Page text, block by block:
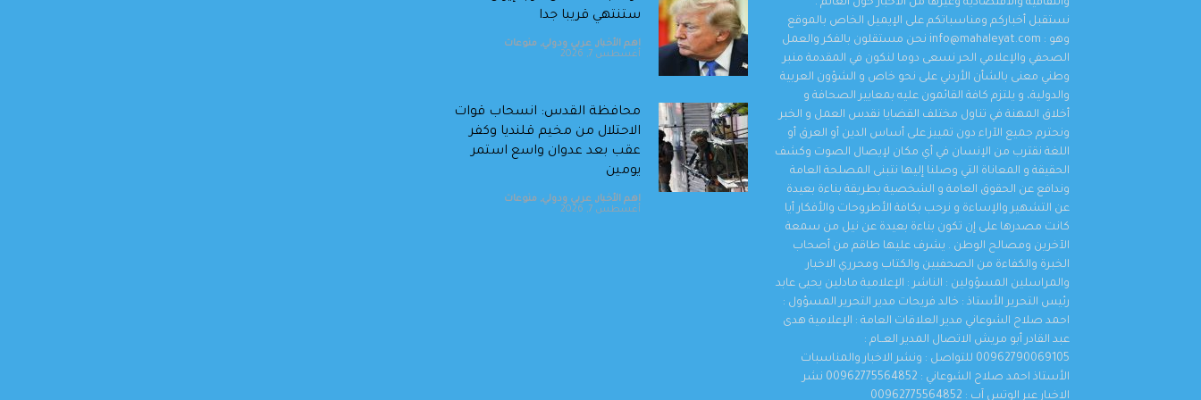
والثقافية والاقتصادية وغيرها من الأخبار حول العالم .
نستقبل أخباركم ومناسباتكم على الإيميل الخاص بالموقع
وهو : info@mahaleyat.com نحن مستقلون بالفكر والعمل
الصحفي والإعلامي الحر نسعى دوما لنكون في المقدمة منبر
وطني معنى بالشأن الأردني على نحو خاص و الشؤون العربية
والدولية، و يلتزم كافة القائمون عليه بمعايير الصحافة و
أخلاق المهنة في تناول مختلف القضايا نقدس العمل و الخبر
ونحترم جميع الآراء دون تمييز على أساس الدين أو العرق أو
اللغة نقترب من الإنسان في أي مكان لإيصال الصوت وكشف
الحقيقة و المعاناة التي وصلنا إليها نتبنى المصلحة العامة
وندافع عن الحقوق العامة و الشخصية بطريقة بناءة بعيدة
عن التشهير والإساءة و نرحب بكافة الأطروحات والأفكار أيا
كانت مصدرها على إن تكون بناءة بعيدة عن نيل من سمعة
الآخرين ومصالح الوطن . يشرف عليها طاقم من أصحاب
الخبرة والكفاءة من الصحفيين والكتاب ومحرري الاخبار
والمراسلين المسؤولين : الناشر : الإعلامية مادلين يحيى عابد
رئيس التحرير الأستاذ : خالد فريحات مدير التحرير المسؤول :
احمد صلاح الشوعاني مدير العلاقات العامة : الإعلامية هدى
عبد القادر أبو مريش الاتصال المدير العــام :
00962790069105 للتواصل : ونشر الاخبار والمناسبات
الأستاذ احمد صلاح الشوعاني : 00962775564852 نشر
الاخبار عبر الوتس آب : 00962775564852
ستنتهي قريبا جدا
اهم الأخبار, عربي ودولي, منوعات
أغسطس 7, 2026
محافظة القدس: انسحاب قوات
الاحتلال من مخيم قلنديا وكفر
عقب بعد عدوان واسع استمر
يومين
اهم الأخبار, عربي ودولي, منوعات
أغسطس 7, 2026